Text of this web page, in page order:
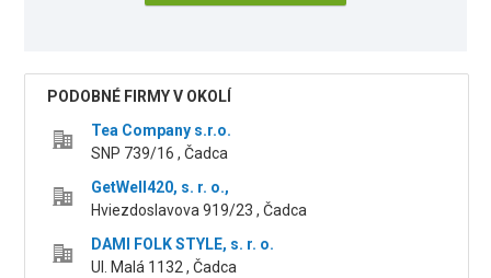
PODOBNÉ FIRMY V OKOLÍ
Tea Company s.r.o.
SNP 739/16 , Čadca
GetWell420, s. r. o.,
Hviezdoslavova 919/23 , Čadca
DAMI FOLK STYLE, s. r. o.
Ul. Malá 1132 , Čadca